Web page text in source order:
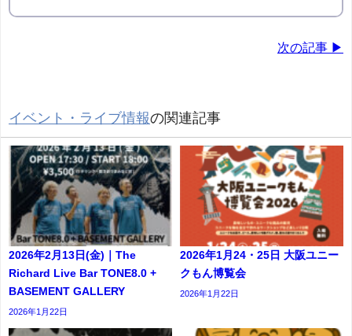
次の記事 ▶
イベント・ライブ情報の関連記事
2026年2月13日(金)｜The
Richard Live Bar TONE8.0 +
BASEMENT GALLERY
2026年1月22日
2026年1月24・25日 大阪ユニー
クもん博覧会
2026年1月22日